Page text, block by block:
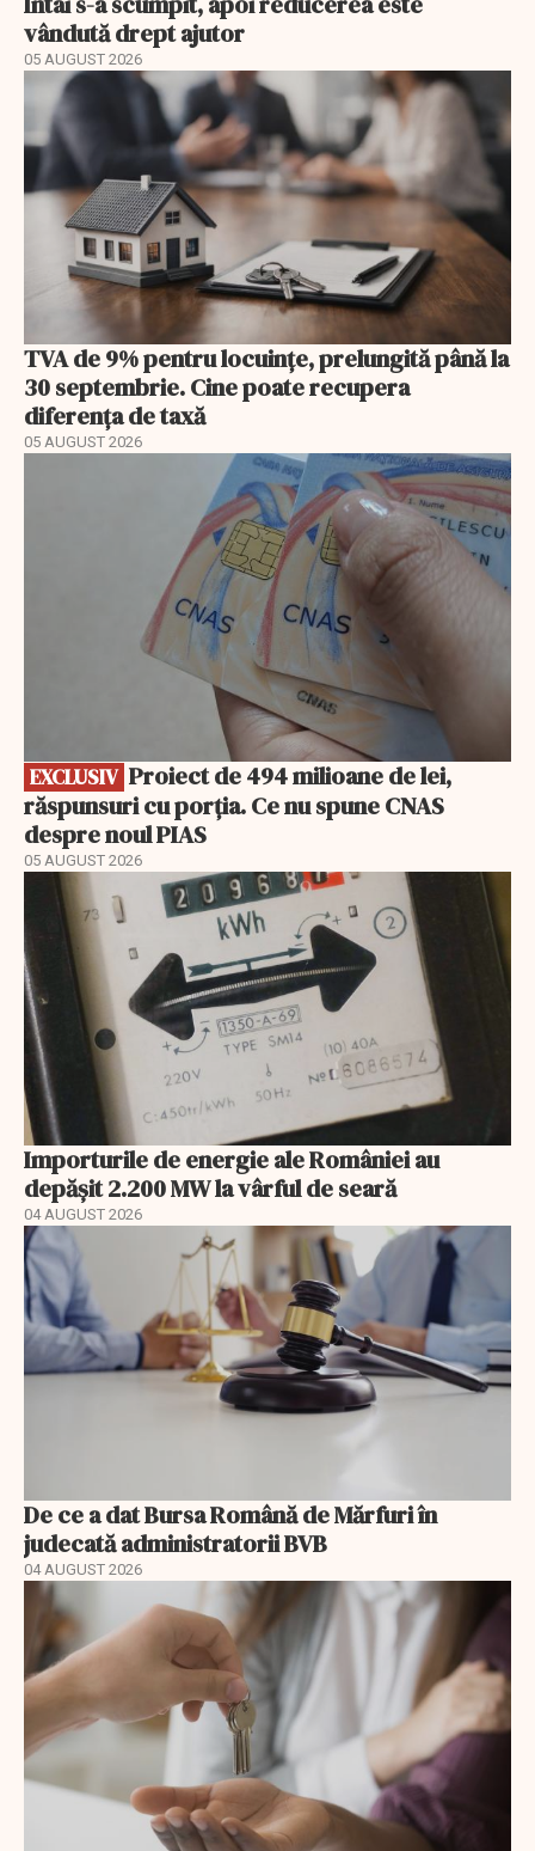
vândută drept ajutor
05 AUGUST 2026
TVA de 9% pentru locuințe, prelungită până la
30 septembrie. Cine poate recupera
diferența de taxă
05 AUGUST 2026
EXCLUSIV
răspunsuri cu porția. Ce nu spune CNAS
despre noul PIAS
05 AUGUST 2026
Importurile de energie ale României au
depășit 2.200 MW la vârful de seară
04 AUGUST 2026
De ce a dat Bursa Română de Mărfuri în
judecată administratorii BVB
04 AUGUST 2026